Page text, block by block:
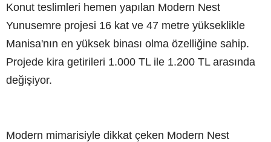
Konut teslimleri hemen yapılan Modern Nest
Yunusemre projesi 16 kat ve 47 metre yükseklikle
Manisa'nın en yüksek binası olma özelliğine sahip.
Projede kira getirileri 1.000 TL ile 1.200 TL arasında
değişiyor.
Modern mimarisiyle dikkat çeken Modern Nest